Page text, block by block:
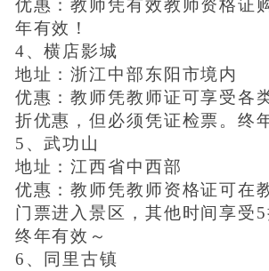
优惠：教师凭有效教师资格证
年有效！
4、横店影城
地址：浙江中部东阳市境内
优惠：教师凭教师证可享受各
折优惠，但必须凭证检票。终
5、武功山
地址：江西省中西部
优惠：教师凭教师资格证可在
门票进入景区，其他时间享受5
终年有效～
6、同里古镇